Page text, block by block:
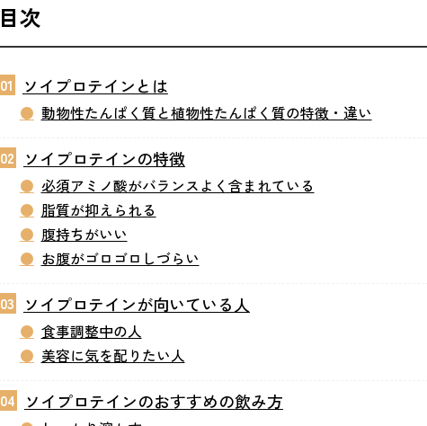
目次
01 ソイプロテインとは
動物性たんぱく質と植物性たんぱく質の特徴・違い
02 ソイプロテインの特徴
必須アミノ酸がバランスよく含まれている
脂質が抑えられる
腹持ちがいい
お腹がゴロゴロしづらい
03 ソイプロテインが向いている人
食事調整中の人
美容に気を配りたい人
04 ソイプロテインのおすすめの飲み方